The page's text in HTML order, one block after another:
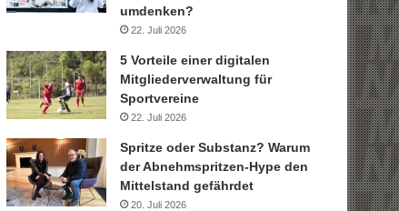
umdenken?
22. Juli 2026
5 Vorteile einer digitalen
Mitgliederverwaltung für
Sportvereine
22. Juli 2026
Spritze oder Substanz? Warum
der Abnehmspritzen-Hype den
Mittelstand gefährdet
20. Juli 2026